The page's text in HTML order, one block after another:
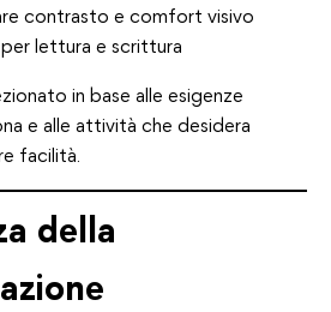
contrasto e comfort visivo
lettura e scrittura
in base alle esigenze
e alle attività che desidera
facilità.
della